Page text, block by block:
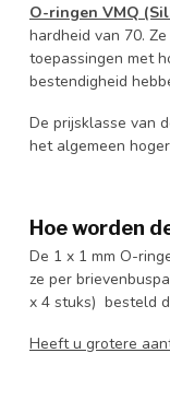
O-ringen VMQ
hardheid van 70.
toepassingen met
bestendigheid
De prijsklasse van
het algemeen
Hoe worden
De 1 x 1 mm O-
ze per
x 4 stuks) besteld
Heeft u grotere